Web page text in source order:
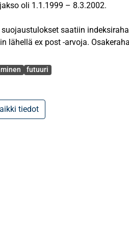
oli 1.1.1999 – 8.3.2002.
saatiin
lähellä ex post -arvoja.
cap -rahastojen volatiliteettia Dow
futuuri
tiedot